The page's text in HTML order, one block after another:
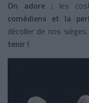
On adore : les
comédiens et la
décoller de nos sièges.
tenir !